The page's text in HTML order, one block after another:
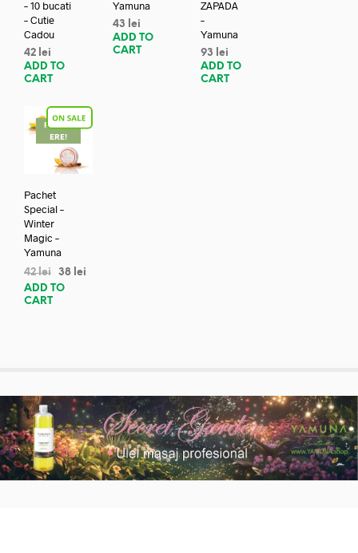
– 10 bucati
– Cutie
Cadou
42 lei
ADD TO
CART
Yamuna
43
lei
ADD TO
CART
ZAPADA
–
Yamuna
93
lei
ADD TO
CART
REDUC
ERE!
Pachet
Special –
Winter
Magic –
Yamuna
42lei 38 lei
ADD TO
CART